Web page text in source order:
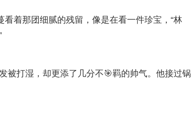
着那团细腻的残留，像是在看一件珍宝，“林
被打湿，却更添了几分不🎯羁的帅气。他接过锅